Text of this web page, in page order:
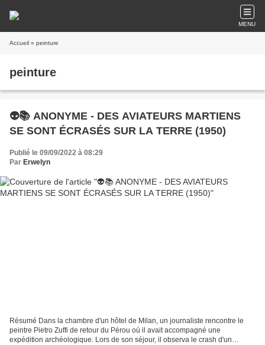
MENU
Accueil » peinture
peinture
👽📚 ANONYME - DES AVIATEURS MARTIENS
SE SONT ÉCRASÉS SUR LA TERRE (1950)
Publié le 09/09/2022 à 08:29
Par Erwelyn
Résumé Dans la chambre d'un hôtel de Milan, un journaliste rencontre le
peintre Pietro Zuffi de retour du Pérou où il avait accompagné une
expédition archéologique. Lors de son séjour, il observa le crash d'un